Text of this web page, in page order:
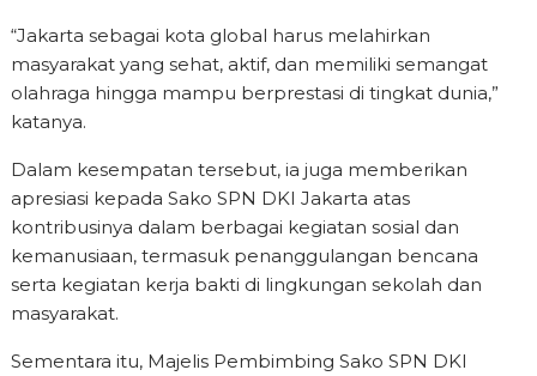
“Jakarta sebagai kota global harus melahirkan
masyarakat yang sehat, aktif, dan memiliki semangat
olahraga hingga mampu berprestasi di tingkat dunia,”
katanya.
Dalam kesempatan tersebut, ia juga memberikan
apresiasi kepada Sako SPN DKI Jakarta atas
kontribusinya dalam berbagai kegiatan sosial dan
kemanusiaan, termasuk penanggulangan bencana
serta kegiatan kerja bakti di lingkungan sekolah dan
masyarakat.
Sementara itu, Majelis Pembimbing Sako SPN DKI